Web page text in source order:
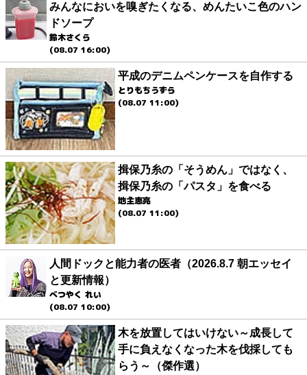
みんなにおいを嗅ぎたくなる、めんたいこ色のハン
ドソープ
鈴木さくら
(08.07 16:00)
平成のデニムペンケースを自作する
とりもちうずら
(08.07 11:00)
揖保乃糸の「そうめん」ではなく、
揖保乃糸の「パスタ」を食べる
地主恵亮
(08.07 11:00)
人間ドックと能力者の医者（2026.8.7 朝エッセイ
と更新情報）
べつやく れい
(08.07 10:00)
木を放置してはいけない～成長して
手に負えなくなった木を伐採しても
らう～（傑作選）